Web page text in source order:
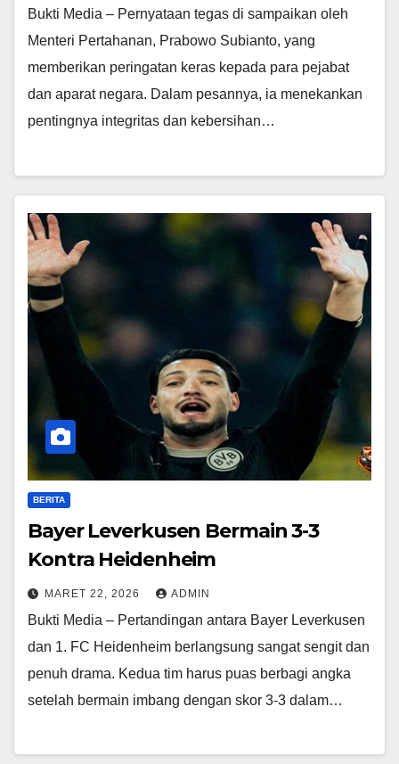
Bukti Media – Pernyataan tegas di sampaikan oleh
Menteri Pertahanan, Prabowo Subianto, yang
memberikan peringatan keras kepada para pejabat
dan aparat negara. Dalam pesannya, ia menekankan
pentingnya integritas dan kebersihan…
BERITA
Bayer Leverkusen Bermain 3-3
Kontra Heidenheim
MARET 22, 2026 ADMIN
Bukti Media – Pertandingan antara Bayer Leverkusen
dan 1. FC Heidenheim berlangsung sangat sengit dan
penuh drama. Kedua tim harus puas berbagi angka
setelah bermain imbang dengan skor 3-3 dalam…